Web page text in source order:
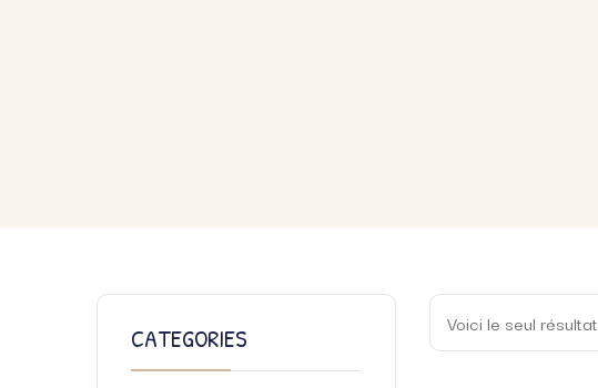
CATEGORIES Voici le seul résultat